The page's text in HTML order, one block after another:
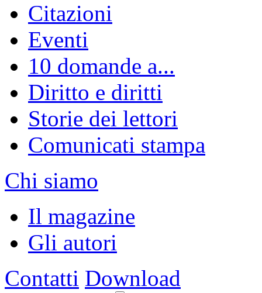
Citazioni
Eventi
10 domande a...
Diritto e diritti
Storie dei lettori
Comunicati stampa
Chi siamo
Il magazine
Gli autori
Contatti Download